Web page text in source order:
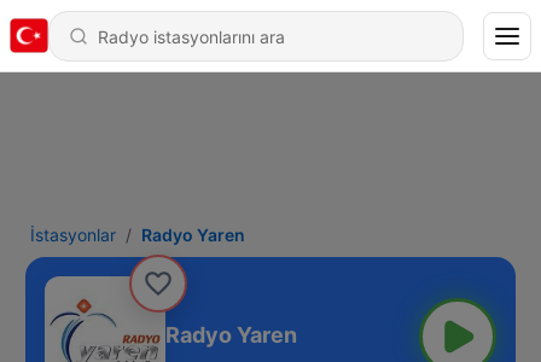
İstasyonlar Radyo Yaren
Radyo Yaren